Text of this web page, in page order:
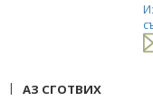
| АЗ СГОТВИХ